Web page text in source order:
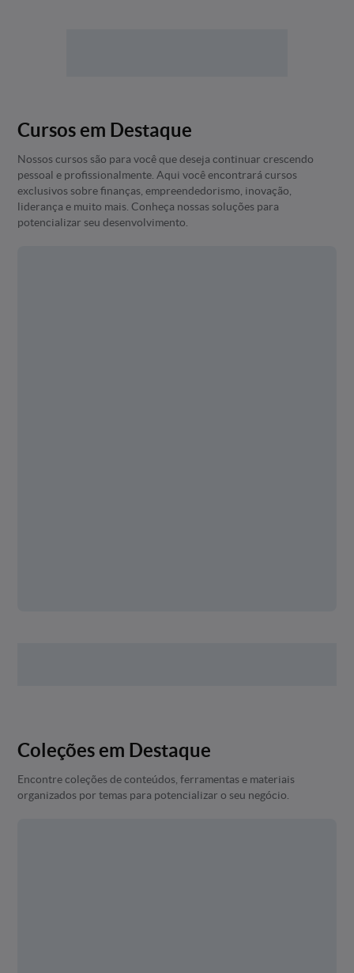
Cursos em Destaque
Nossos cursos são para você que deseja continuar crescendo
pessoal e profissionalmente. Aqui você encontrará cursos
exclusivos sobre finanças, empreendedorismo, inovação,
liderança e muito mais. Conheça nossas soluções para
potencializar seu desenvolvimento.
Coleções em Destaque
Encontre coleções de conteúdos, ferramentas e materiais
organizados por temas para potencializar o seu negócio.